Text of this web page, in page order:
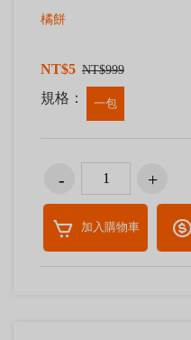
橘餅
NT$5 NT$999
規格： 一包
加入購物車